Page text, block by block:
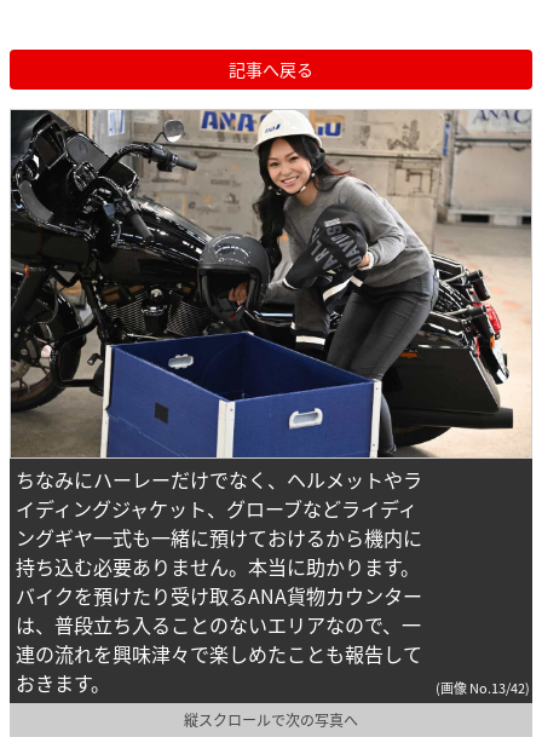
記事へ戻る
ちなみにハーレーだけでなく、ヘルメットやラ
イディングジャケット、グローブなどライディ
ングギヤ一式も一緒に預けておけるから機内に
持ち込む必要ありません。本当に助かります。
バイクを預けたり受け取るANA貨物カウンター
は、普段立ち入ることのないエリアなので、一
連の流れを興味津々で楽しめたことも報告して
おきます。
(画像 No.13/42)
縦スクロールで次の写真へ